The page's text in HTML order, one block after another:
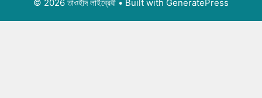
© 2026 তাওহীদ লাইব্রেরী • Built with GeneratePress